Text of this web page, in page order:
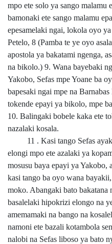
mpo ete solo ya sango malamu
bamonaki ete sango malamu
epesamelaki ngai, lokola oyo
Petelo, 8 (Pamba te ye oyo
apostola ya bakatami ngenga,
na bikolo.) 9. Wana bayebaki
Yakobo, Sefas mpe Yoane ba
bapesaki ngai mpe na
tokende epayi ya bikolo, mpe
10. Balingaki bobele kaka ete
nazalaki kosala.
11 . Kasi tango Sefas
elongi mpo ete azalaki ya
mosusu baya epayi ya
kasi tango ba oyo wana
moko. Abangaki bato bakatana
basalelaki hipokrizi elongo na
amemamaki na bango na
namoni ete bazali kotambola
nalobi na Sefas liboso ya bato